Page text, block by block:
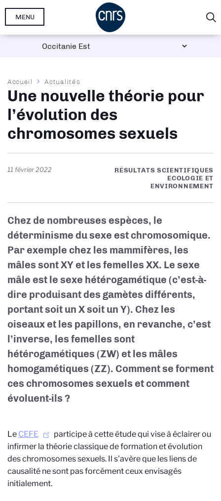
Aller
MENU
Fil
d'Ariane
Accueil Actualités
Une nouvelle théorie pour
l’évolution des
chromosomes sexuels
11 février 2022
RÉSULTATS SCIENTIFIQUES
ECOLOGIE ET
ENVIRONNEMENT
Chez de nombreuses espèces, le
déterminisme du sexe est chromosomique.
Par exemple chez les mammifères, les
mâles sont XY et les femelles XX. Le sexe
mâle est le sexe hétérogamétique (c’est-à-
dire produisant des gamètes différents,
portant soit un X soit un Y). Chez les
oiseaux et les papillons, en revanche, c’est
l’inverse, les femelles sont
hétérogamétiques (ZW) et les mâles
homogamétiques (ZZ). Comment se forment
ces chromosomes sexuels et comment
évoluent-ils ?
Le CEFE
participe à cette étude qui vise à éclairer ou
infirmer la théorie classique de formation et évolution
des chromosomes sexuels. Il s'avère que les liens de
causalité ne sont pas forcément ceux envisagés
initialement.